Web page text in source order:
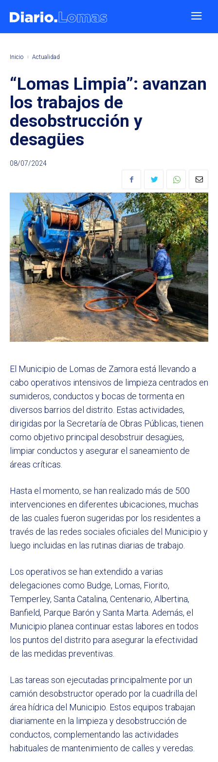
Inicio Actualidad
“Lomas Limpia”: avanzan
los trabajos de
desobstrucción y
desagües
08/07/2024
El Municipio de Lomas de Zamora está llevando a
cabo operativos intensivos de limpieza centrados en
sumideros, conductos y bocas de tormenta en
diversos barrios del distrito. Estas actividades,
dirigidas por la Secretaría de Obras Públicas, tienen
como objetivo principal desobstruir desagües,
limpiar conductos y asegurar el saneamiento de
áreas críticas.
Hasta el momento, se han realizado más de 500
intervenciones en diferentes ubicaciones, muchas
de las cuales fueron sugeridas por los residentes a
través de las redes sociales oficiales del Municipio y
luego incluidas en las rutinas diarias de trabajo.
Los operativos se han extendido a varias
delegaciones como Budge, Lomas, Fiorito,
Temperley, Santa Catalina, Centenario, Albertina,
Banfield, Parque Barón y Santa Marta. Además, el
Municipio planea continuar estas labores en todos
los puntos del distrito para asegurar la efectividad
de las medidas preventivas.
Las tareas son ejecutadas principalmente por un
camión desobstructor operado por la cuadrilla del
área hídrica del Municipio. Estos equipos trabajan
diariamente en la limpieza y desobstrucción de
conductos, complementando las actividades
habituales de mantenimiento de calles y veredas.